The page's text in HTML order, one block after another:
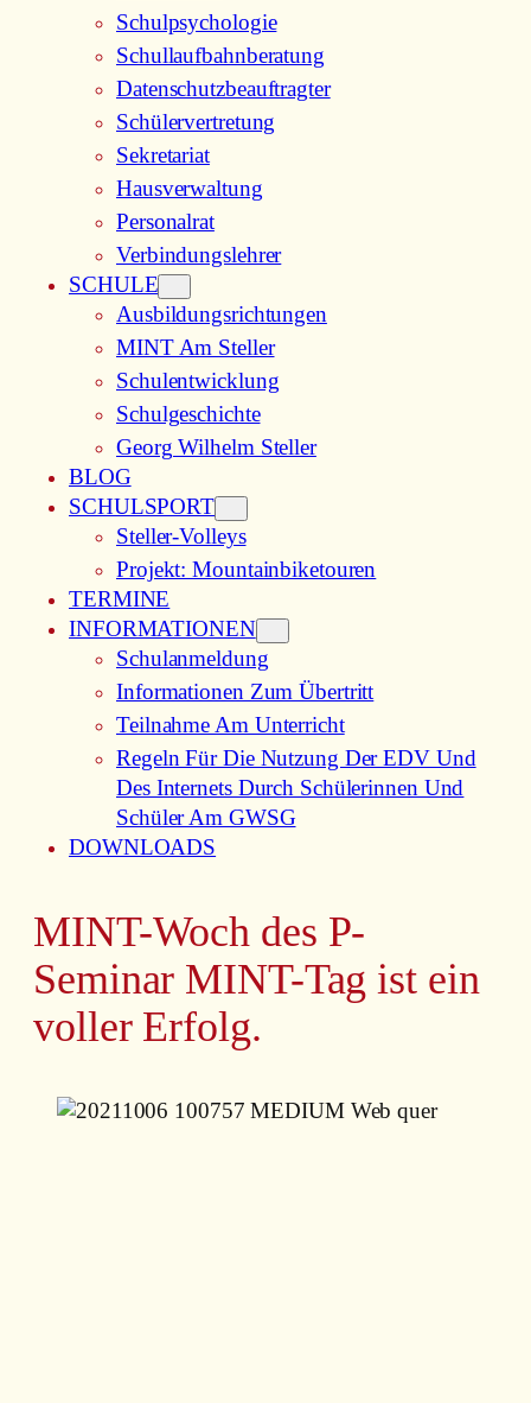
Schulpsychologie
Schullaufbahnberatung
Datenschutzbeauftragter
Schülervertretung
Sekretariat
Hausverwaltung
Personalrat
Verbindungslehrer
SCHULE
Ausbildungsrichtungen
MINT Am Steller
Schulentwicklung
Schulgeschichte
Georg Wilhelm Steller
BLOG
SCHULSPORT
Steller-Volleys
Projekt: Mountainbiketouren
TERMINE
INFORMATIONEN
Schulanmeldung
Informationen Zum Übertritt
Teilnahme Am Unterricht
Regeln Für Die Nutzung Der EDV Und
Des Internets Durch Schülerinnen Und
Schüler Am GWSG
DOWNLOADS
MINT-Woch des P-
Seminar MINT-Tag ist ein
voller Erfolg.